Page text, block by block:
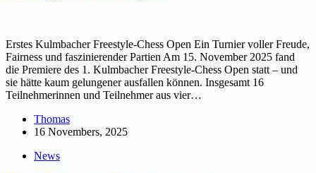
Erstes Kulmbacher Freestyle-Chess Open Ein Turnier voller Freude,
Fairness und faszinierender Partien Am 15. November 2025 fand
die Premiere des 1. Kulmbacher Freestyle-Chess Open statt – und
sie hätte kaum gelungener ausfallen können. Insgesamt 16
Teilnehmerinnen und Teilnehmer aus vier…
Thomas
16 Novembers, 2025
News